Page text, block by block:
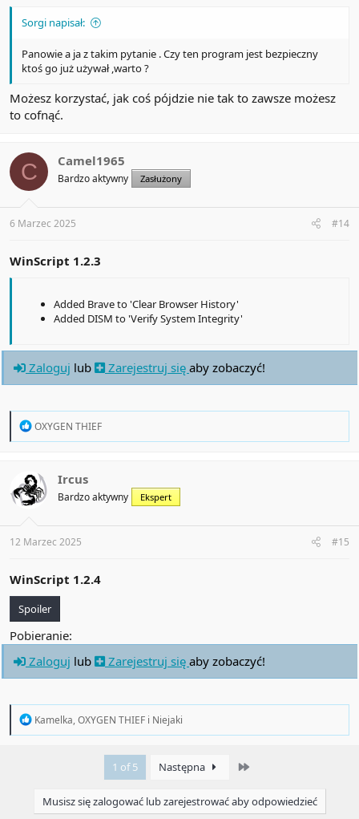
Sorgi napisał:
Panowie a ja z takim pytanie . Czy ten program jest bezpieczny
ktoś go już używał ,warto ?
Możesz korzystać, jak coś pójdzie nie tak to zawsze możesz
to cofnąć.
C Camel1965
Bardzo aktywny Zasłużony
6 Marzec 2025 #14
WinScript 1.2.3
Added Brave to 'Clear Browser History'
Added DISM to 'Verify System Integrity'
Zaloguj lub Zarejestruj się aby zobaczyć!
R
t
i
o
s
:
OXYGEN THIEF
Ircus
Bardzo aktywny Ekspert
12 Marzec 2025 #15
WinScript 1.2.4
Spoiler
Pobieranie:
Zaloguj lub Zarejestruj się aby zobaczyć!
R
Kamelka,OXYGEN THIEF i Niejaki
1 of 5 Następna
Musisz się zalogować lub zarejestrować aby odpowiedzieć